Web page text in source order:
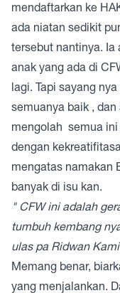
mendaftarkan ke
ada niatan sedikit
tersebut nantinya. Ia
anak yang ada di
lagi. Tapi sayang
semuanya baik ,
mengolah semua
dengan
mengatas namakan
banyak di isu kan.
" CFW ini adalah
tumbuh kembang
ulas pa Ridwan
Memang benar,
yang menjalankan.